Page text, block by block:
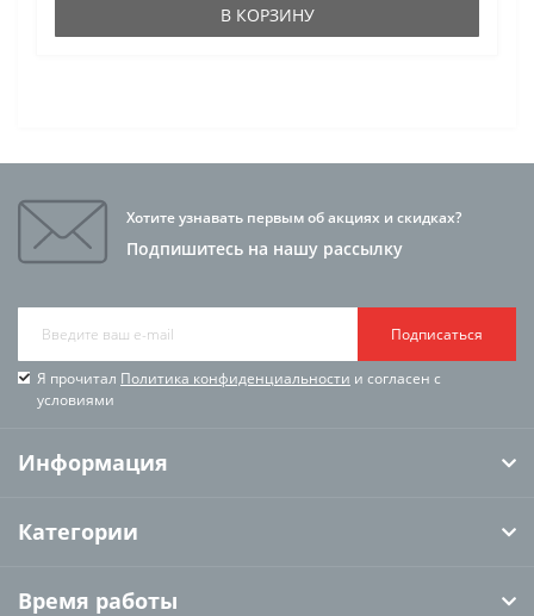
В КОРЗИНУ
Хотите узнавать первым об акциях и скидках?
Подпишитесь на нашу рассылку
Подписаться
Я прочитал Политика конфиденциальности и согласен с
условиями
Информация
Категории
Время работы